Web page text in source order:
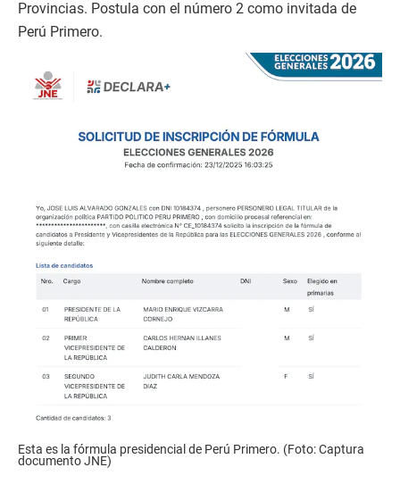
Provincias. Postula con el número 2 como invitada de
Perú Primero.
Esta es la fórmula presidencial de Perú Primero. (Foto: Captura
documento JNE)